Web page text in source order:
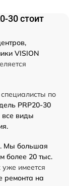
30 стоит
VISION
специалисты по
PRP20-30
все виды
Мы большая
более 20 тыс.
уже имеется
ремонта на